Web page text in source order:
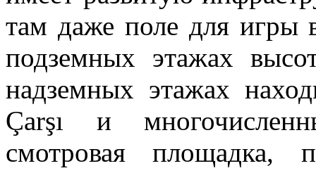
там даже поле для игры
подземных этажах
надземных этажах
Çarşı и
смотровая площадка,